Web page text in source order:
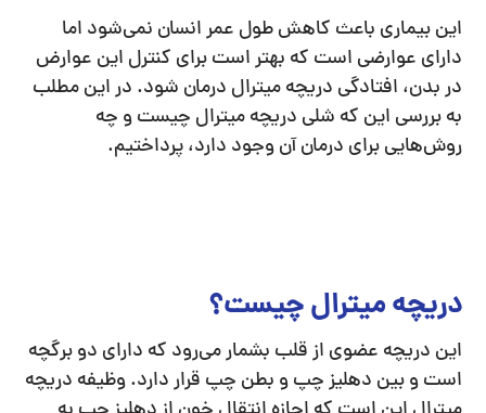
این بیماری باعث کاهش طول عمر انسان نمی‌شود اما
دارای عوارضی است که بهتر است برای کنترل این عوارض
در بدن، افتادگی دریچه میترال درمان شود. در این مطلب
به بررسی این که شلی دریچه میترال چیست و چه
روش‌هایی برای درمان آن وجود دارد، پرداختیم.
دریچه میترال چیست؟
این دریچه عضوی از قلب بشمار می‌رود که دارای دو برگچه
است و بین دهلیز چپ و بطن چپ قرار دارد. وظیفه دریچه